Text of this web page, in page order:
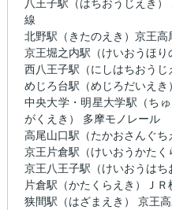
八王子駅（はちおうじえき
線
北野駅（きたのえき）京王高
京王堀之内駅（けいおうほ
西八王子駅（にしはちおうじ
めじろ台駅（めじろだいえき
中央大学・明星大学駅（ち
がくえき） 多摩モノレール
高尾山口駅（たかおさんぐち
京王片倉駅（けいおうかたく
京王八王子駅（けいおうはち
片倉駅（かたくらえき）ＪＲ
狭間駅（はざまえき） 京王